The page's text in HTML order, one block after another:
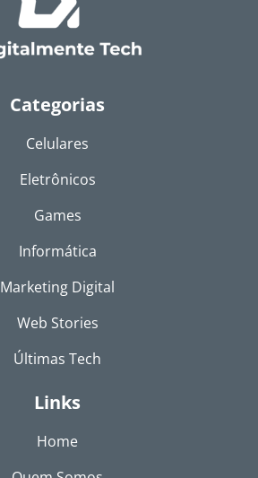
Categorias
Celulares
Eletrônicos
Games
Informática
Marketing Digital
Web Stories
Últimas Tech
Links
Home